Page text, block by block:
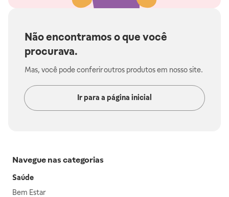
Não encontramos o que você
procurava.
Mas, você pode conferir outros produtos em nosso site.
Ir para a página inicial
Navegue nas categorias
Saúde
Bem Estar